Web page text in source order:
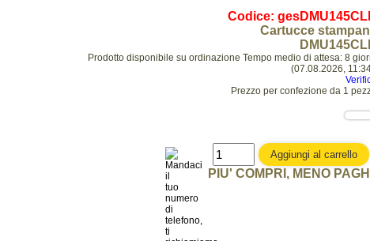
Codice:
Cartucce
Prodotto disponibile su ordinazione Tempo medio di attesa: 8
(07.08.2026,
Prezzo per confezione da 1
PIU' COMPRI, MENO